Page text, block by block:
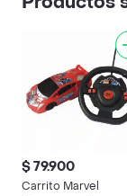
$ 79.900
Carrito Marvel